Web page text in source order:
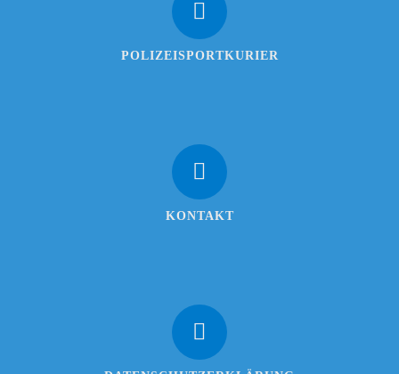
POLIZEISPORTKURIER
KONTAKT